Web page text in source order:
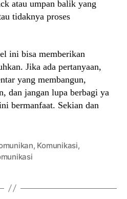
atau umpan balik yang
tidaknya proses
ini bisa memberikan
Jika ada pertanyaan,
yang membangun,
dan jangan lupa berbagi ya
bermanfaat. Sekian dan
, Komunikasi,